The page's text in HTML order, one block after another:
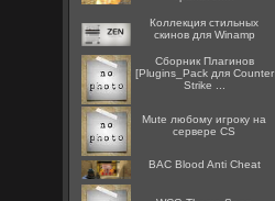
Коллекция стильных
скинов для Winamp
Сборник Плагинов
[Plugins_Pack для Counter
Strike ...
Mute любому игроку на
сервере CS
BAC Blood Anti Cheat